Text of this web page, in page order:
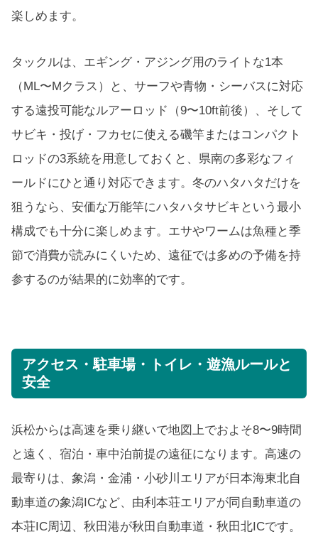
楽しめます。
タックルは、エギング・アジング用のライトな1本
（ML〜Mクラス）と、サーフや青物・シーバスに対応
する遠投可能なルアーロッド（9〜10ft前後）、そして
サビキ・投げ・フカセに使える磯竿またはコンパクト
ロッドの3系統を用意しておくと、県南の多彩なフィ
ールドにひと通り対応できます。冬のハタハタだけを
狙うなら、安価な万能竿にハタハタサビキという最小
構成でも十分に楽しめます。エサやワームは魚種と季
節で消費が読みにくいため、遠征では多めの予備を持
参するのが結果的に効率的です。
アクセス・駐車場・トイレ・遊漁ルールと
安全
浜松からは高速を乗り継いで地図上でおよそ8〜9時間
と遠く、宿泊・車中泊前提の遠征になります。高速の
最寄りは、象潟・金浦・小砂川エリアが日本海東北自
動車道の象潟ICなど、由利本荘エリアが同自動車道の
本荘IC周辺、秋田港が秋田自動車道・秋田北ICです。